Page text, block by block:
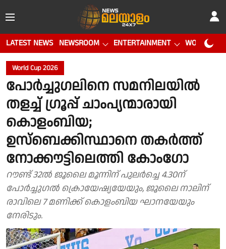
LATEST NEWS NEWSROOM ENTERTAINMENT WORLD CUP
World Cup 2026
പോർച്ചുഗലിനെ സമനിലയിൽ
തളച്ച് ഗ്രൂപ്പ് ചാംപ്യന്മാരായി
കൊളംബിയ;
ഉസ്ബെക്കിസ്ഥാനെ തകർത്ത്
നോക്കൗട്ടിലെത്തി കോംഗോ
റൗണ്ട് 32ൽ ജൂലൈ മൂന്നിന് പുലർച്ചെ 4.30ന്
പോർച്ചുഗൽ ക്രൊയേഷ്യയേയും, ജൂലൈ നാലിന്
രാവിലെ 7 മണിക്ക് കൊളംബിയ ഘാനയേയും
നേരിടും.